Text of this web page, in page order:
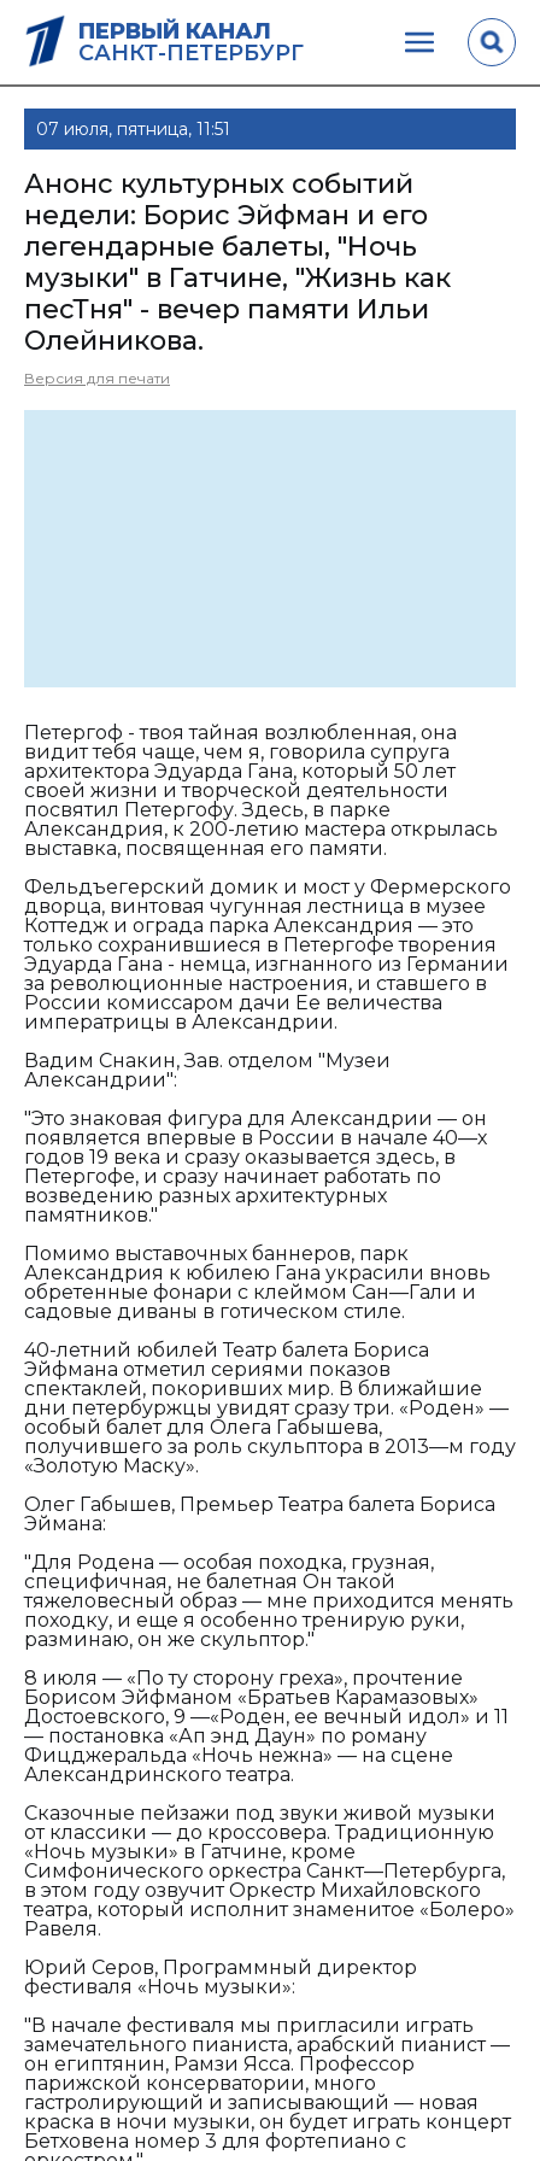
ПЕРВЫЙ КАНАЛ
САНКТ-ПЕТЕРБУРГ
07 июля, пятница, 11:51
Анонс культурных событий
недели: Борис Эйфман и его
легендарные балеты, "Ночь
музыки" в Гатчине, "Жизнь как
песТня" - вечер памяти Ильи
Олейникова.
Версия для печати
Петергоф - твоя тайная возлюбленная, она
видит тебя чаще, чем я, говорила супруга
архитектора Эдуарда Гана, который 50 лет
своей жизни и творческой деятельности
посвятил Петергофу. Здесь, в парке
Александрия, к 200-летию мастера открылась
выставка, посвященная его памяти.
Фельдъегерский домик и мост у Фермерского
дворца, винтовая чугунная лестница в музее
Коттедж и ограда парка Александрия — это
только сохранившиеся в Петергофе творения
Эдуарда Гана - немца, изгнанного из Германии
за революционные настроения, и ставшего в
России комиссаром дачи Ее величества
императрицы в Александрии.
Вадим Снакин, Зав. отделом "Музеи
Александрии":
"Это знаковая фигура для Александрии — он
появляется впервые в России в начале 40—х
годов 19 века и сразу оказывается здесь, в
Петергофе, и сразу начинает работать по
возведению разных архитектурных
памятников."
Помимо выставочных баннеров, парк
Александрия к юбилею Гана украсили вновь
обретенные фонари с клеймом Сан—Гали и
садовые диваны в готическом стиле.
40-летний юбилей Театр балета Бориса
Эйфмана отметил сериями показов
спектаклей, покоривших мир. В ближайшие
дни петербуржцы увидят сразу три. «Роден» —
особый балет для Олега Габышева,
получившего за роль скульптора в 2013—м году
«Золотую Маску».
Олег Габышев, Премьер Театра балета Бориса
Эймана:
"Для Родена — особая походка, грузная,
специфичная, не балетная Он такой
тяжеловесный образ — мне приходится менять
походку, и еще я особенно тренирую руки,
разминаю, он же скульптор."
8 июля — «По ту сторону греха», прочтение
Борисом Эйфманом «Братьев Карамазовых»
Достоевского, 9 —«Роден, ее вечный идол» и 11
— постановка «Ап энд Даун» по роману
Фицджеральда «Ночь нежна» — на сцене
Александринского театра.
Сказочные пейзажи под звуки живой музыки
от классики — до кроссовера. Традиционную
«Ночь музыки» в Гатчине, кроме
Симфонического оркестра Санкт—Петербурга,
в этом году озвучит Оркестр Михайловского
театра, который исполнит знаменитое «Болеро»
Равеля.
Юрий Серов, Программный директор
фестиваля «Ночь музыки»:
"В начале фестиваля мы пригласили играть
замечательного пианиста, арабский пианист —
он египтянин, Рамзи Ясса. Профессор
парижской консерватории, много
гастролирующий и записывающий — новая
краска в ночи музыки, он будет играть концерт
Бетховена номер 3 для фортепиано с